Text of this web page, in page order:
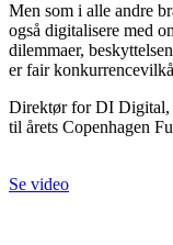
Men som i alle andre
også digitalisere med
dilemmaer,
er fair
Direktør for DI Digital,
til årets Copenhagen
Se video